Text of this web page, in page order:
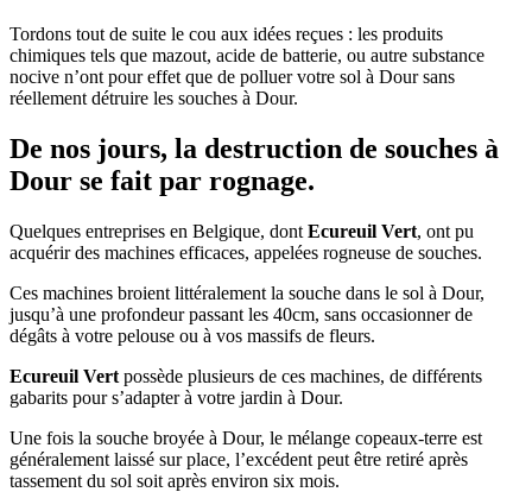
Tordons tout de suite le cou aux idées reçues : les produits
chimiques tels que mazout, acide de batterie, ou autre substance
nocive n’ont pour effet que de polluer votre sol à Dour sans
réellement détruire les souches à Dour.
De nos jours, la destruction de souches à
Dour se fait par rognage.
Quelques entreprises en Belgique, dont Ecureuil Vert, ont pu
acquérir des machines efficaces, appelées rogneuse de souches.
Ces machines broient littéralement la souche dans le sol à Dour,
jusqu’à une profondeur passant les 40cm, sans occasionner de
dégâts à votre pelouse ou à vos massifs de fleurs.
Ecureuil Vert possède plusieurs de ces machines, de différents
gabarits pour s’adapter à votre jardin à Dour.
Une fois la souche broyée à Dour, le mélange copeaux-terre est
généralement laissé sur place, l’excédent peut être retiré après
tassement du sol soit après environ six mois.